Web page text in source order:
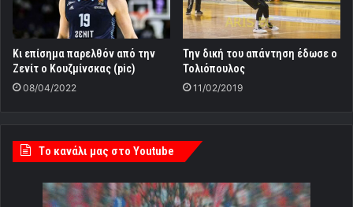
Κι επίσημα παρελθόν από την
Ζενίτ ο Κουζμίνσκας (pic)
08/04/2022
Την δική του απάντηση έδωσε ο
Τολιόπουλος
11/02/2019
Tο κανάλι μας στο Youtube